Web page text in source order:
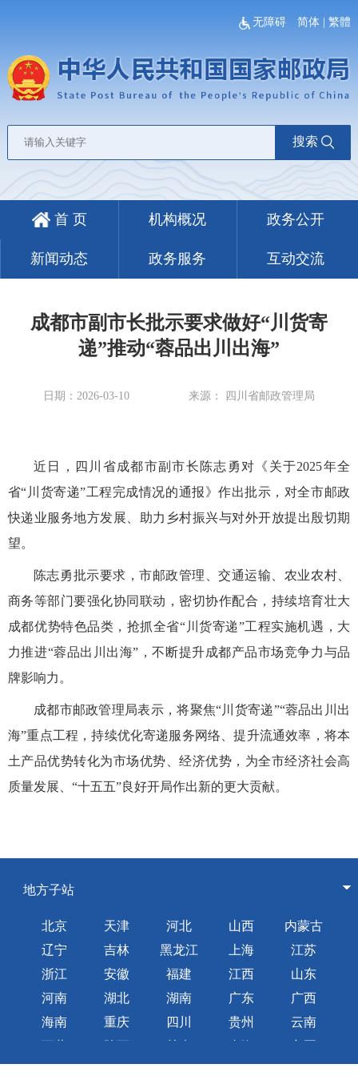
无障碍 简体 |繁體
搜索
首 页 机构概况 政务公开
新闻动态 政务服务 互动交流
成都市副市长批示要求做好“川货寄
递”推动“蓉品出川出海”
日期：2026-03-10 来源： 四川省邮政管理局
近日，四川省成都市副市长陈志勇对《关于2025年全
省“川货寄递”工程完成情况的通报》作出批示，对全市邮政
快递业服务地方发展、助力乡村振兴与对外开放提出殷切期
望。
陈志勇批示要求，市邮政管理、交通运输、农业农村、
商务等部门要强化协同联动，密切协作配合，持续培育壮大
成都优势特色品类，抢抓全省“川货寄递”工程实施机遇，大
力推进“蓉品出川出海”，不断提升成都产品市场竞争力与品
牌影响力。
成都市邮政管理局表示，将聚焦“川货寄递”“蓉品出川出
海”重点工程，持续优化寄递服务网络、提升流通效率，将本
土产品优势转化为市场优势、经济优势，为全市经济社会高
质量发展、“十五五”良好开局作出新的更大贡献。
地方子站
北京 天津 河北 山西
内蒙古
辽宁
吉林 黑龙江 上海
江苏
浙江
安徽 福建 江西
山东
河南
湖北 湖南 广东
广西
海南
重庆 四川 贵州
云南